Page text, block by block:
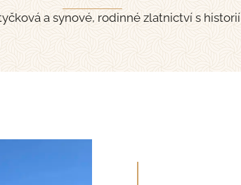
a synové, rodinné zlatnictví s historií